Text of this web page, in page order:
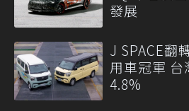
發展
J SPACE翻
用車冠軍 台
4.8%